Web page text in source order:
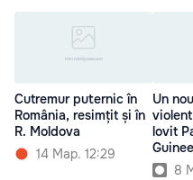
Cutremur puternic în
România, resimțit și în
R. Moldova
14 Мар. 12:29
Un
lovit
Guinee
8